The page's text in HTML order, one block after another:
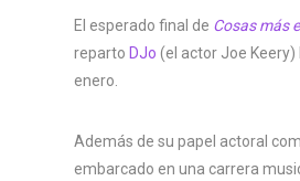
El esperado final de Cosas más
reparto DJo (el actor Joe Keery)
enero.
Además de su papel actoral
embarcado en una carrera